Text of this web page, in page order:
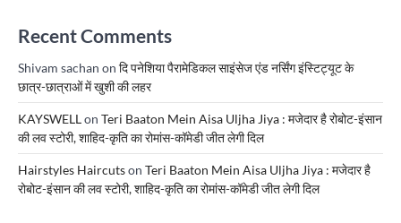
Recent Comments
Shivam sachan on दि पनेशिया पैरामेडिकल साइंसेज एंड नर्सिंग इंस्टिट्यूट के
छात्र-छात्राओं में खुशी की लहर
KAYSWELLon Teri Baaton Mein Aisa Uljha Jiya : मजेदार है रोबोट-इंसान
की लव स्टोरी, शाहिद-कृति का रोमांस-कॉमेडी जीत लेगी दिल
Hairstyles Haircutson Teri Baaton Mein Aisa Uljha Jiya : मजेदार है
रोबोट-इंसान की लव स्टोरी, शाहिद-कृति का रोमांस-कॉमेडी जीत लेगी दिल